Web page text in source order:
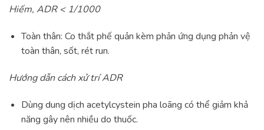
Hiếm, ADR < 1/1000
Toàn thân: Co thắt phế quản kèm phản ứng dụng phản vệ
toàn thân, sốt, rét run.
Hướng dẫn cách xử trí ADR
Dùng dung dịch acetylcystein pha loãng có thể giảm khả
năng gây nên nhiều do thuốc.